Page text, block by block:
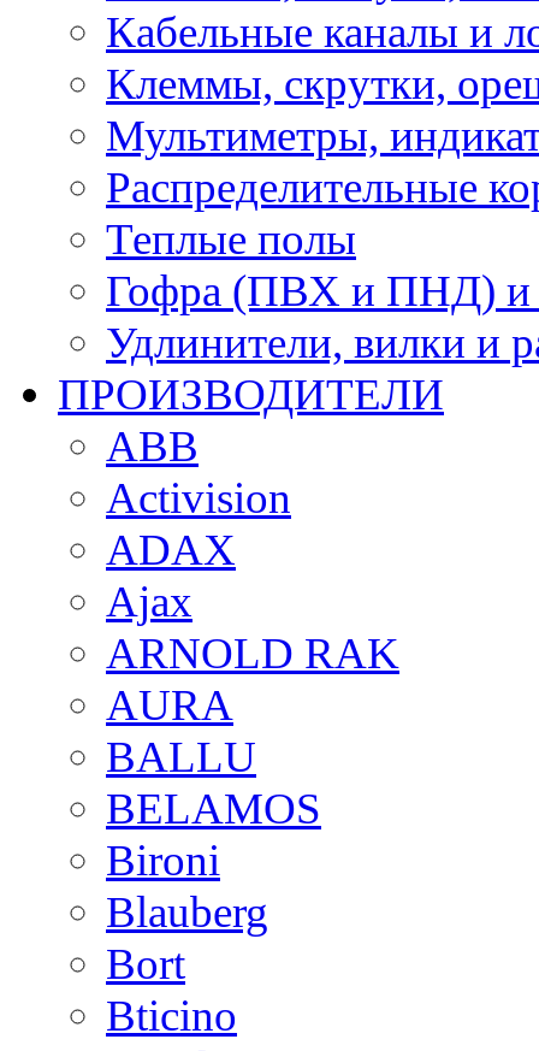
Кабельные каналы и
Клеммы, скрутки,
Мультиметры,
Распределительные
Теплые полы
Гофра (ПВХ и ПНД) и
Удлинители, вилки и
ПРОИЗВОДИТЕЛИ
ABB
Activision
ADAX
Ajax
ARNOLD RAK
AURA
BALLU
BELAMOS
Bironi
Blauberg
Bort
Bticino